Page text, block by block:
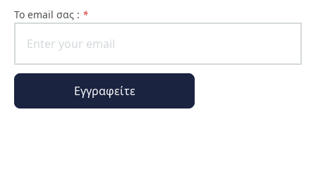
To email σας : *
Εγγραφείτε